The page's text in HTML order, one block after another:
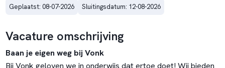
Geplaatst: 08-07-2026
Sluitingsdatum: 12-08-2026
Vacature omschrijving
Baan je eigen weg bij Vonk
Bij Vonk geloven we in onderwijs dat ertoe doet! Wij bieden